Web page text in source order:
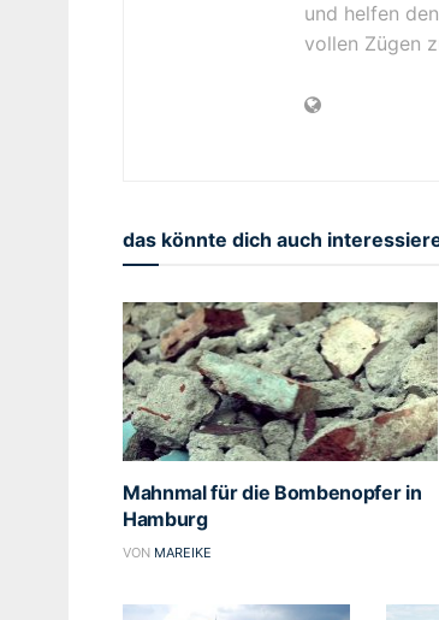
und helfen
vollen Zügen
das könnte dich auch
Mahnmal für die Bombenopfer in
Hamburg
VON MAREIKE